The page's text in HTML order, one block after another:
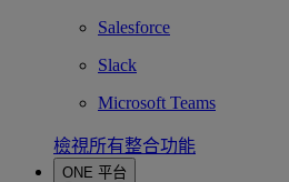
Salesforce
Slack
Microsoft Teams
檢視所有整合功能
ONE 平台